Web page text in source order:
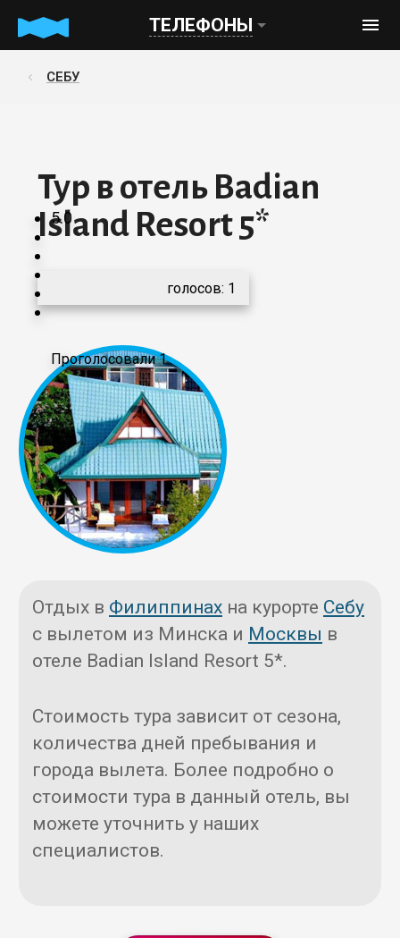
ТЕЛЕФОНЫ
СЕБУ
Тур в отель Badian
Island Resort 5*
5.0
Проголосовали 1
голосов: 1
Отдых в Филиппинах на курорте Себу
с вылетом из Минска и Москвы в
отеле Badian Island Resort 5*.
Стоимость тура зависит от сезона,
количества дней пребывания и
города вылета. Более подробно о
стоимости тура в данный отель, вы
можете уточнить у наших
специалистов.